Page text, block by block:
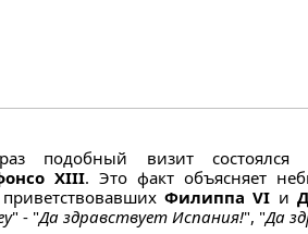
подобный визит
XIII. Это факт объясняет
Филиппа VI и
" - "Да здравствует Испания!", "Да